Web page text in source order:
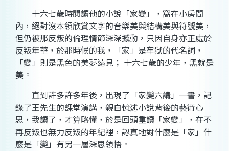
十六七歲時閱讀他的小說「家變」，窩在小房間
內，絕對沒本領欣賞文字的音樂美與結構美與符號美，
但仍被那反叛的倫理情節深深撼動，只因自身亦正處於
反叛年華，於那時候的我，「家」是牢獄的代名詞，
「變」則是黑色的美夢遠見； 十六七歲的少年，黑就是
美。
直到許多許多年後，出現了「家變六講」一書，記
錄了王先生的課堂演講，親自憶述小說背後的藝術心
思，我讀了，才算略懂，於是回頭重讀「家變」，在不
再反叛也無力反叛的年紀裡，認真地對什麼是「家」什
麼是「變」有另一層深思領悟。